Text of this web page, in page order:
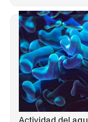
BIBLIOTECA DE